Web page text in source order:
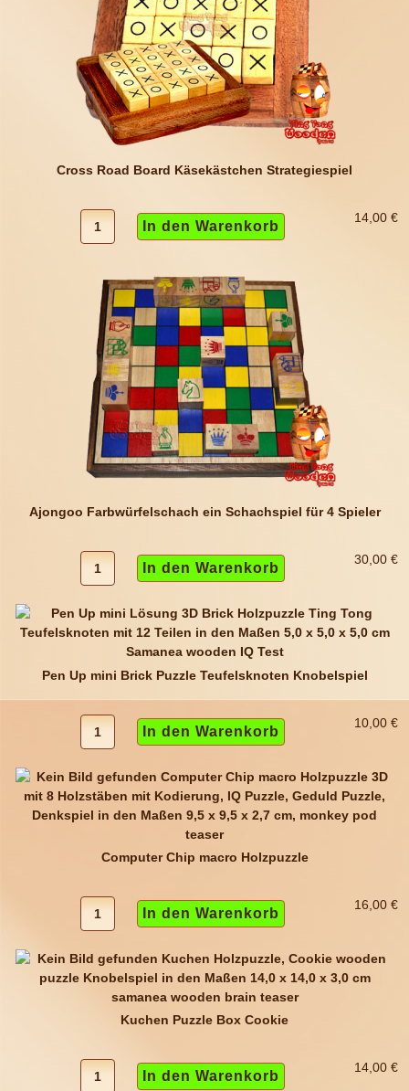
Cross Road Board Käsekästchen Strategiespiel
14,00 €
Ajongoo Farbwürfelschach ein Schachspiel für 4 Spieler
30,00 €
Pen Up mini Brick Puzzle Teufelsknoten Knobelspiel
10,00 €
Computer Chip macro Holzpuzzle
16,00 €
Kuchen Puzzle Box Cookie
14,00 €